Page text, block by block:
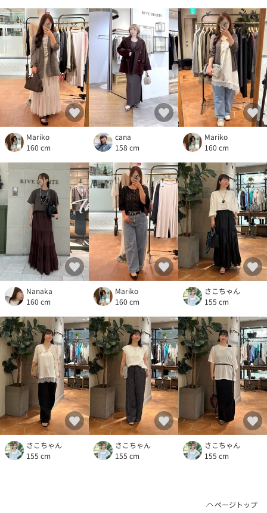
Mariko
160 cm
cana
158 cm
Mariko
160 cm
Nanaka
160 cm
Mariko
160 cm
さこちゃん
155 cm
さこちゃん
155 cm
さこちゃん
155 cm
さこちゃん
155 cm
ページトップ